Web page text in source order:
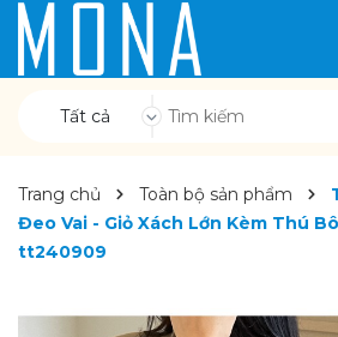
Tất cả
Trang chủ Toàn bộ sản phẩm
Đeo Vai - Giỏ Xách Lớn Kèm Thú
tt240909